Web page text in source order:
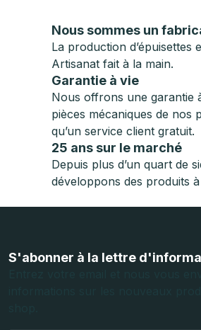
Nous sommes un
La production d’épuisettes
Artisanat fait à la main.
Garantie à vie
Nous offrons une garantie
pièces mécaniques de nos
qu’un service client gratuit.
25 ans sur le marché
Depuis plus d’un quart de
développons des produits
S'abonner à la lettre